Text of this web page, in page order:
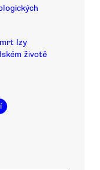
Izy
životě